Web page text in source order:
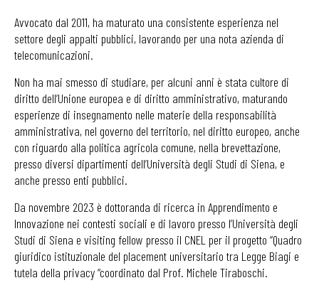
Avvocato dal 2011, ha maturato una consistente esperienza nel
settore degli appalti pubblici, lavorando per una nota azienda di
telecomunicazioni.
Non ha mai smesso di studiare, per alcuni anni è stata cultore di
diritto dell’Unione europea e di diritto amministrativo, maturando
esperienze di insegnamento nelle materie della responsabilità
amministrativa, nel governo del territorio, nel diritto europeo, anche
con riguardo alla politica agricola comune, nella brevettazione,
presso diversi dipartimenti dell’Università degli Studi di Siena, e
anche presso enti pubblici.
Da novembre 2023 è dottoranda di ricerca in Apprendimento e
Innovazione nei contesti sociali e di lavoro presso l’Università degli
Studi di Siena e visiting fellow presso il CNEL per il progetto “Quadro
giuridico istituzionale del placement universitario tra Legge Biagi e
tutela della privacy “coordinato dal Prof. Michele Tiraboschi.